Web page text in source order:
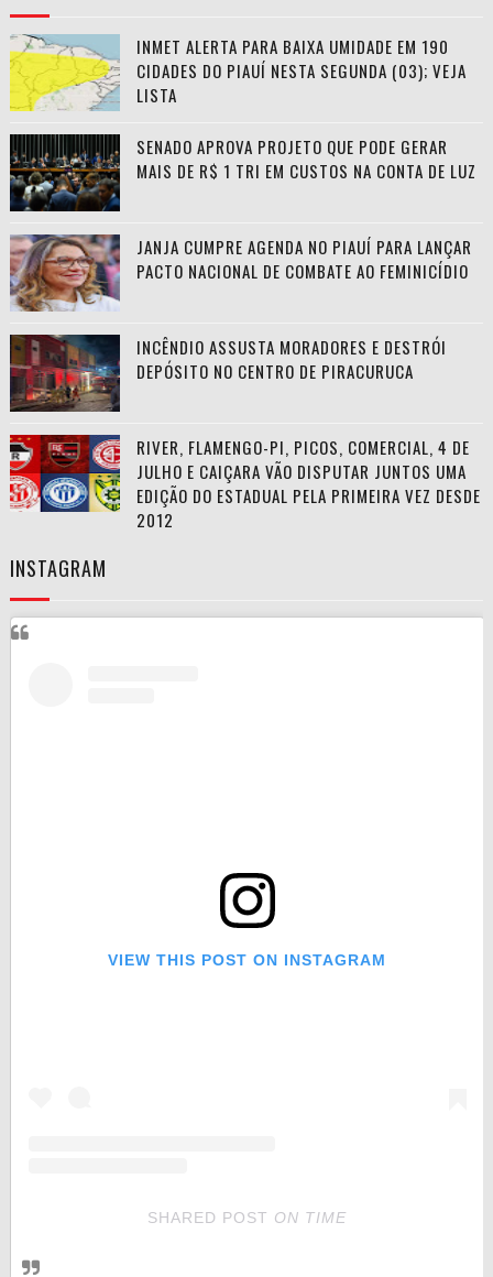
INMET ALERTA PARA BAIXA UMIDADE EM 190
CIDADES DO PIAUÍ NESTA SEGUNDA (03); VEJA
LISTA
SENADO APROVA PROJETO QUE PODE GERAR
MAIS DE R$ 1 TRI EM CUSTOS NA CONTA DE LUZ
JANJA CUMPRE AGENDA NO PIAUÍ PARA LANÇAR
PACTO NACIONAL DE COMBATE AO FEMINICÍDIO
INCÊNDIO ASSUSTA MORADORES E DESTRÓI
DEPÓSITO NO CENTRO DE PIRACURUCA
RIVER, FLAMENGO-PI, PICOS, COMERCIAL, 4 DE
JULHO E CAIÇARA VÃO DISPUTAR JUNTOS UMA
EDIÇÃO DO ESTADUAL PELA PRIMEIRA VEZ DESDE
2012
INSTAGRAM
VIEW THIS POST ON INSTAGRAM
SHARED POST ON TIME